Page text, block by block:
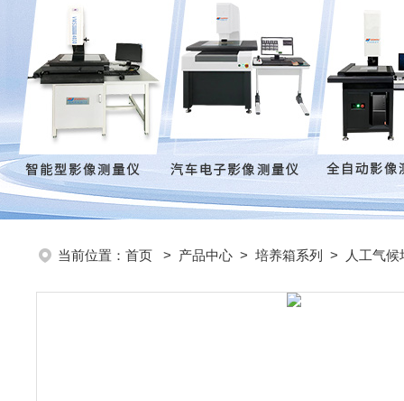
当前位置： 首页 > 产品中心 > 培养箱系列 > 人工气候